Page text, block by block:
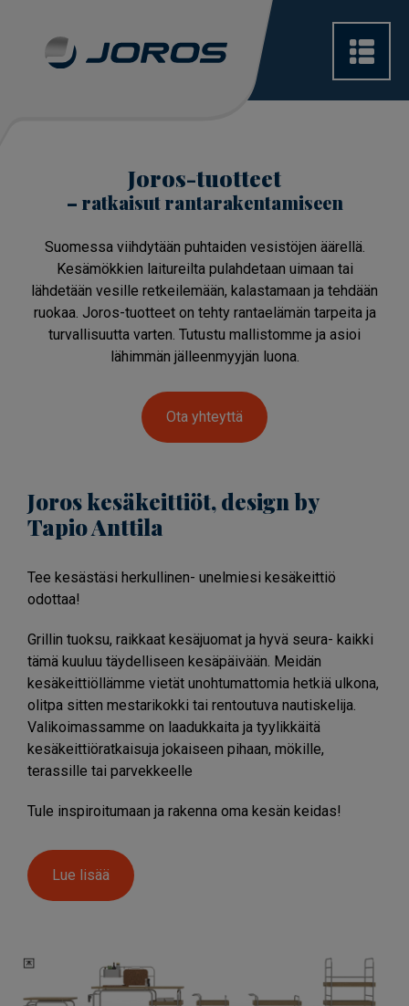
Joros-tuotteet
– ratkaisut rantarakentamiseen
Suomessa viihdytään puhtaiden vesistöjen äärellä.
Kesämökkien laitureilta pulahdetaan uimaan tai
lähdetään vesille retkeilemään, kalastamaan ja tehdään
ruokaa. Joros-tuotteet on tehty rantaelämän tarpeita ja
turvallisuutta varten. Tutustu mallistomme ja asioi
lähimmän jälleenmyyjän luona.
Ota yhteyttä
Joros kesäkeittiöt, design by
Tapio Anttila
Tee kesästäsi herkullinen- unelmiesi kesäkeittiö
odottaa!
Grillin tuoksu, raikkaat kesäjuomat ja hyvä seura- kaikki
tämä kuuluu täydelliseen kesäpäivään. Meidän
kesäkeittiöllämme vietät unohtumattomia hetkiä ulkona,
olitpa sitten mestarikokki tai rentoutuva nautiskelija.
Valikoimassamme on laadukkaita ja tyylikkäitä
kesäkeittiöratkaisuja jokaiseen pihaan, mökille,
terassille tai parvekkeelle
Tule inspiroitumaan ja rakenna oma kesän keidas!
Lue lisää